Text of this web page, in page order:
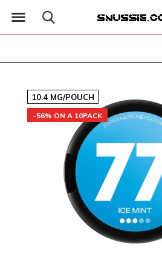
10.4 MG/POUCH
-56% ON A 10PACK